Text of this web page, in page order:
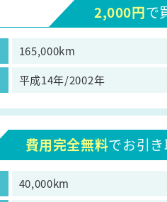
2,000円で
165,000km
平成14年/2002年
費用完全無料でお引き
40,000km